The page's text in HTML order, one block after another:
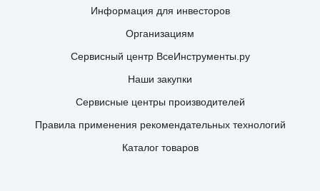
Информация для инвесторов
Организациям
Сервисный центр ВсеИнструменты.ру
Наши закупки
Сервисные центры производителей
Правила применения рекомендательных технологий
Каталог товаров